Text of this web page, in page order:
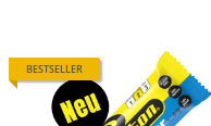
BESTSELLER